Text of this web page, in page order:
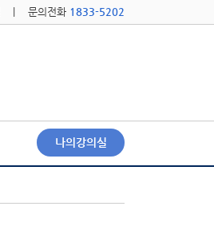
| 문의전화 1833-5202
나의강의실